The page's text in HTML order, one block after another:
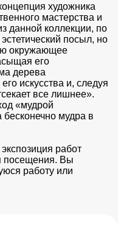
художника
мастерства и
данной коллекции, по
посыл, но
окружающее
его
дерева
искусства и, следуя
все лишнее».
«мудрой
бесконечно мудра в
работ
посещения. Вы
работу или